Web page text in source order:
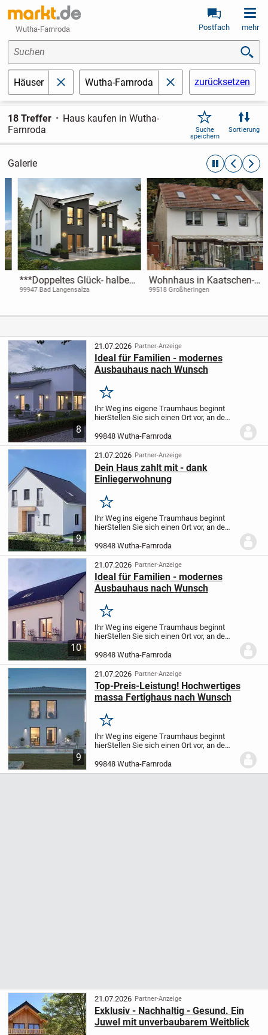
Wutha-Farnroda Postfach mehr
Suchen
Häuser schließenWutha-Farnroda schließenzurücksetzen
18 Treffer
Haus kaufen in Wutha-
Farnroda
Suche
speichern
Sortierung
Galerie automatische
***Doppeltes Glück- halbe
Rate!***
99947 Bad Langensalza
Wohnhaus in Kaatschen-
Weichau
99518 Großheringen
8
21.07.2026 Partner-Anzeige
Ideal für Familien - modernes
Ausbauhaus nach Wunsch
Merken
Ihr Weg ins eigene Traumhaus beginnt
hierStellen Sie sich einen Ort vor, an dem
sofort zuhause fühlen. Dieses moderne
Neubauprojekt in hochwertiger
Holzständerbauwe...
99848 Wutha-Farnroda
9
21.07.2026 Partner-Anzeige
Dein Haus zahlt mit - dank
Einliegerwohnung
Merken
Ihr Weg ins eigene Traumhaus beginnt
hierStellen Sie sich einen Ort vor, an dem
sofort zuhause fühlen. Dieses moderne
Neubauprojekt in hochwertiger
Holzständerbauwe...
99848 Wutha-Farnroda
10
21.07.2026 Partner-Anzeige
Ideal für Familien - modernes
Ausbauhaus nach Wunsch
Merken
Ihr Weg ins eigene Traumhaus beginnt
hierStellen Sie sich einen Ort vor, an dem
sofort zuhause fühlen. Dieses moderne
Neubauprojekt in hochwertiger
Holzständerbauwe...
99848 Wutha-Farnroda
9
21.07.2026 Partner-Anzeige
Top-Preis-Leistung! Hochwertiges
massa Fertighaus nach Wunsch
Merken
Ihr Weg ins eigene Traumhaus beginnt
hierStellen Sie sich einen Ort vor, an dem
sofort zuhause fühlen. Dieses moderne
Neubauprojekt in hochwertiger
99848 Wutha-Farnroda
21.07.2026 Partner-Anzeige
Exklusiv - Nachhaltig - Gesund. Ein
Juwel mit unverbaubarem Weitblick